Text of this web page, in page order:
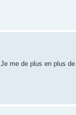
me de plus en plus